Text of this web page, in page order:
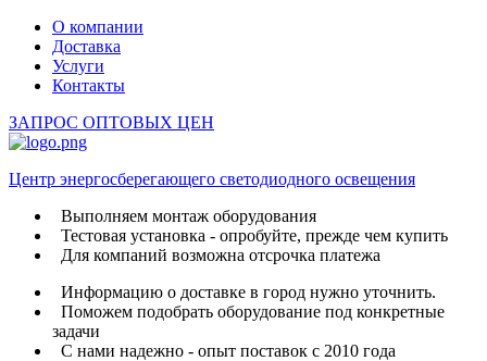
О компании
Доставка
Услуги
Контакты
ЗАПРОС ОПТОВЫХ ЦЕН
Центр энергосберегающего светодиодного освещения
Выполняем монтаж оборудования
Тестовая установка - опробуйте, прежде чем купить
Для компаний возможна отсрочка платежа
Информацию о доставке в город нужно уточнить.
Поможем подобрать оборудование под конкретные
задачи
С нами надежно - опыт поставок с 2010 года